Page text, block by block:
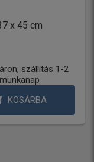
x 45 cm
szállítás 1-2
munkanap
KOSÁRBA